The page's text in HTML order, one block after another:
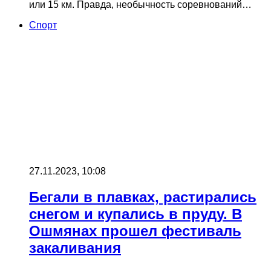
или 15 км. Правда, необычность соревнований…
Cпорт
27.11.2023, 10:08
Бегали в плавках, растирались
снегом и купались в пруду. В
Ошмянах прошел фестиваль
закаливания